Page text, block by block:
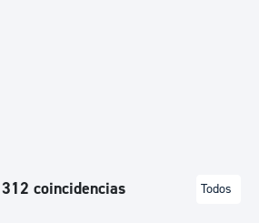
312 coincidencias
Todos